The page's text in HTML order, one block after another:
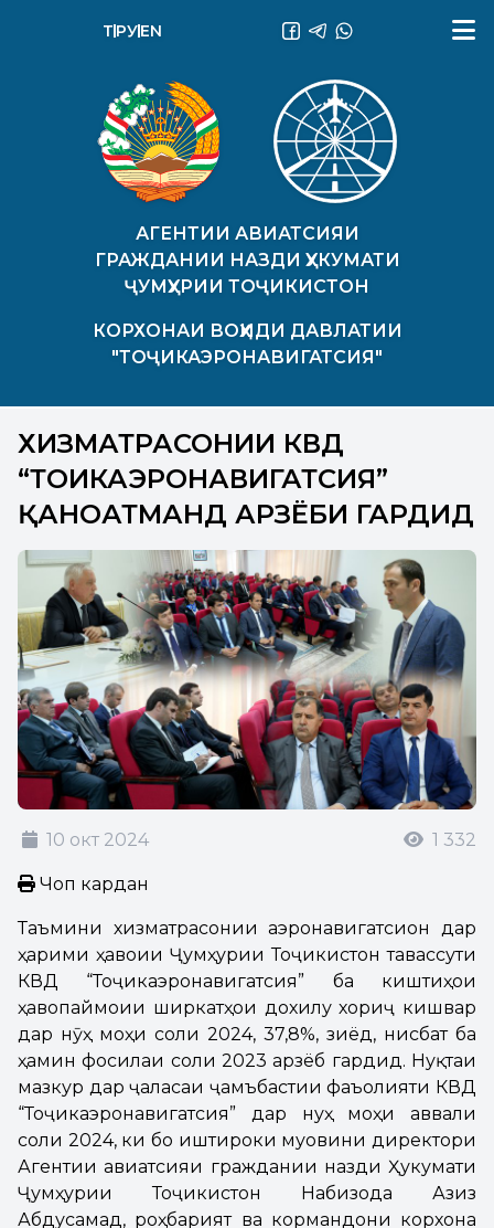
АГЕНТИИ АВИАТСИЯИ
ГРАЖДАНИИ НАЗДИ ҲУКУМАТИ
ҶУМҲУРИИ ТОҶИКИСТОН
КОРХОНАИ ВОҲИДИ ДАВЛАТИИ
"ТОҶИКАЭРОНАВИГАТСИЯ"
ТҶ РУEN
ХИЗМАТРАСОНИИ КВД
“ТОҶИКАЭРОНАВИГАТСИЯ”
ҚАНОАТМАНД АРЗЁБИ ГАРДИД
10 окт 2024 1 332
Чоп кардан
Таъмини хизматрасонии аэронавигатсионӣ дар
ҳарими ҳавоии Ҷумҳурии Тоҷикистон тавассути
КВД “Тоҷикаэронавигатсия” ба киштиҳои
ҳавопаймоии ширкатҳои дохилу хориҷӣ кишвар
дар нӯҳ моҳи соли 2024, 37,8%, зиёд, нисбат ба
ҳамин фосилаи соли 2023 арзёбӣ гардид. Нуқтаи
мазкур дар ҷаласаи ҷамъбастии фаъолияти КВД
“Тоҷикаэронавигатсия” дар нуҳ моҳи аввали
соли 2024, ки бо иштироки муовини директори
Агентии авиатсияи граждании назди Ҳукумати
Ҷумҳурии Тоҷикистон Набизода Азиз
Абдусамад, роҳбарият ва кормандони корхона